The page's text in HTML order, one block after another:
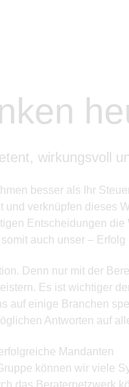
wirkungsvoll
besser als Ihr
und verknüpfen dieses
Entscheidungen
auch unser –
Denn nur mit der
Es ist wichtiger
auf einige Branchen
Antworten auf
Mandanten
können wir viele
das Beraternetzwerk